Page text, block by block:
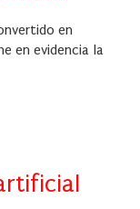
en
en evidencia la